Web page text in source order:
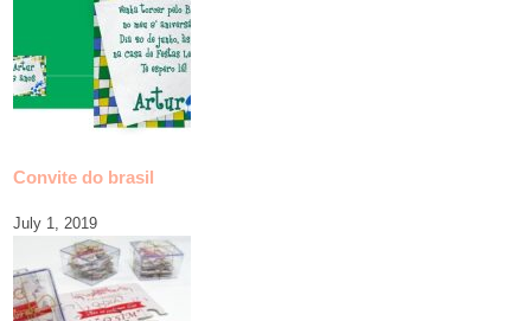
Convite do brasil
July 1, 2019